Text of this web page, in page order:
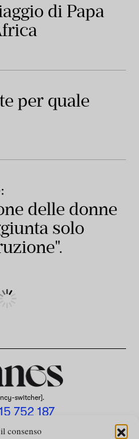
consenso
di Papa
per quale
delle donne
solo
switcher].
752 187